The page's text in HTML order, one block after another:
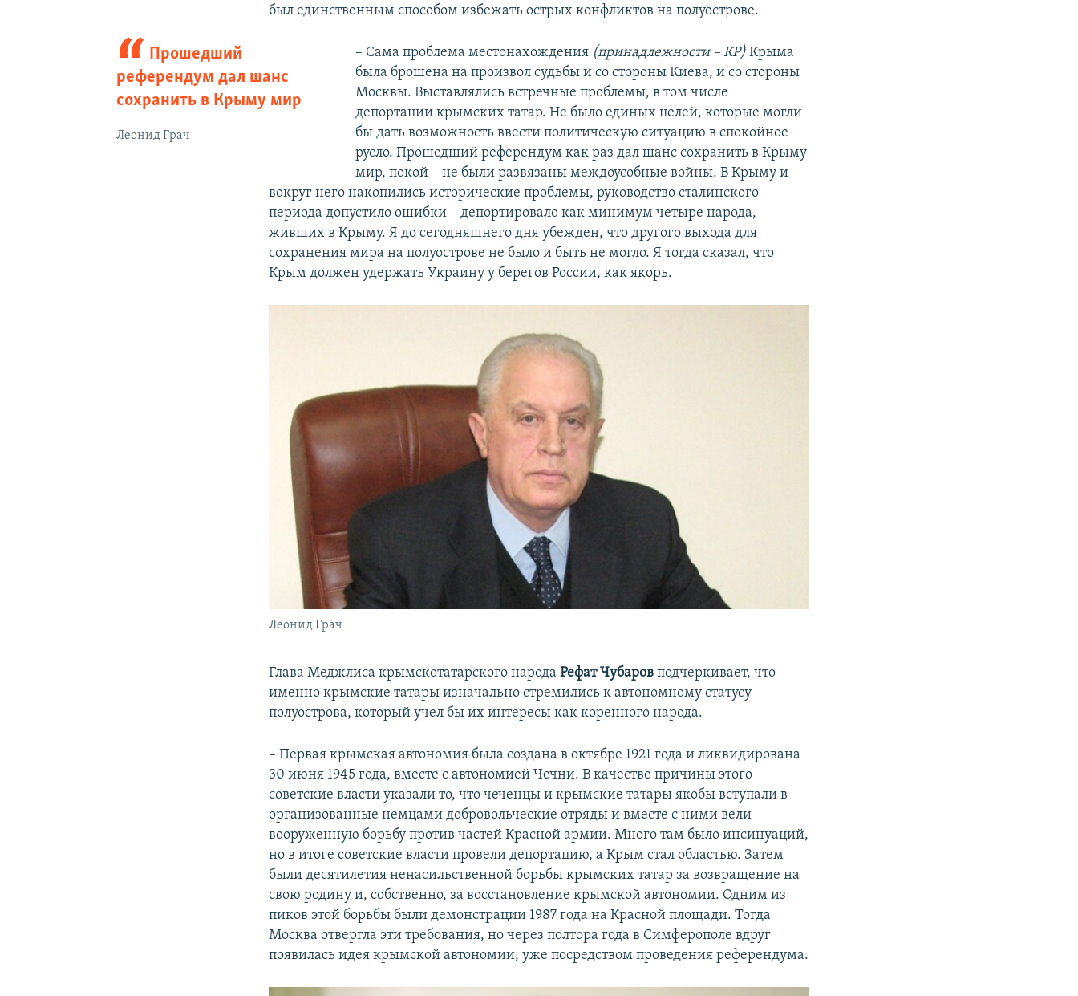
был единственным способом избежать острых конфликтов на полуострове.
Прошедший
референдум дал шанс
сохранить в Крыму мир
Леонид Грач
– Сама проблема местонахождения(принадлежности – КР) Крыма
была брошена на произвол судьбы и со стороны Киева, и со стороны
Москвы. Выставлялись встречные проблемы, в том числе
депортации крымских татар. Не было единых целей, которые могли
бы дать возможность ввести политическую ситуацию в спокойное
русло. Прошедший референдум как раз дал шанс сохранить в Крыму
мир, покой – не были развязаны междоусобные войны. В Крыму и
вокруг него накопились исторические проблемы, руководство сталинского
периода допустило ошибки – депортировало как минимум четыре народа,
живших в Крыму. Я до сегодняшнего дня убежден, что другого выхода для
сохранения мира на полуострове не было и быть не могло. Я тогда сказал, что
Крым должен удержать Украину у берегов России, как якорь.
Леонид Грач
Глава Меджлиса крымскотатарского народа Рефат Чубаров подчеркивает, что
именно крымские татары изначально стремились к автономному статусу
полуострова, который учел бы их интересы как коренного народа.
– Первая крымская автономия была создана в октябре 1921 года и ликвидирована
30 июня 1945 года, вместе с автономией Чечни. В качестве причины этого
советские власти указали то, что чеченцы и крымские татары якобы вступали в
организованные немцами добровольческие отряды и вместе с ними вели
вооруженную борьбу против частей Красной армии. Много там было инсинуаций,
но в итоге советские власти провели депортацию, а Крым стал областью. Затем
были десятилетия ненасильственной борьбы крымских татар за возвращение на
свою родину и, собственно, за восстановление крымской автономии. Одним из
пиков этой борьбы были демонстрации 1987 года на Красной площади. Тогда
Москва отвергла эти требования, но через полтора года в Симферополе вдруг
появилась идея крымской автономии, уже посредством проведения референдума.